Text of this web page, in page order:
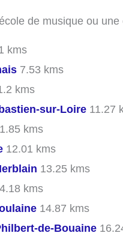
de musique ou
kms
7.53 kms
kms
sur-Loire 11.27
kms
12.01 kms
13.25 kms
kms
14.87 kms
de-Bouaine